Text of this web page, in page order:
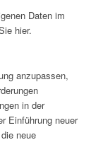
Daten im
hier.
anzupassen,
in der
Einführung neuer
neue